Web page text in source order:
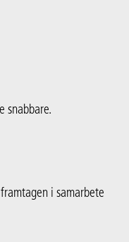
snabbare.
i samarbete